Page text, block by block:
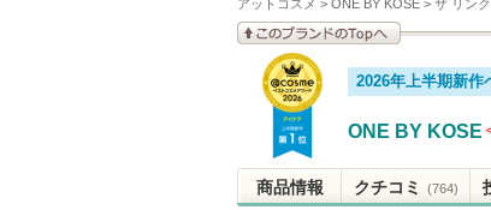
アットコスメ > ONE BY KOSE > ザ リン
このブランドの情報を
見る
2026年上半期新作
ONE BY KOSE
商品情報 クチコミ (764)